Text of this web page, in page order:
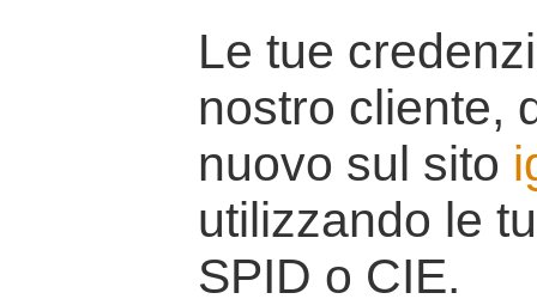
Le tue
nostro cliente,
nuovo sul sito
utilizzando le
SPID o CIE.